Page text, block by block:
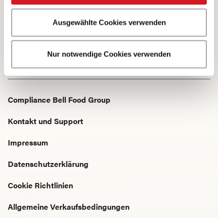
Ausgewählte Cookies verwenden
Nur notwendige Cookies verwenden
Kontakt und Support
Compliance Bell Food Group
Kontakt und Support
Impressum
Datenschutzerklärung
Cookie Richtlinien
Allgemeine Verkaufsbedingungen